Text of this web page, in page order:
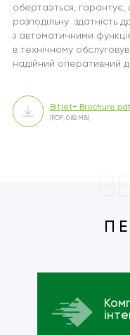
обертаэться,
розподільну здатність
з автоматичними
в технічному
надійний оперативний
Bitjet+ Brochure.pdf
(PDF, 0.82 MB)